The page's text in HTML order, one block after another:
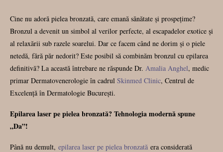
Cine nu adoră pielea bronzată, care emană sănătate și prospețime?
Bronzul a devenit un simbol al verilor perfecte, al escapadelor exotice și
al relaxării sub razele soarelui. Dar ce facem când ne dorim și o piele
netedă, fără păr nedorit? Este posibil să combinăm bronzul cu epilarea
definitivă? La această întrebare ne răspunde Dr. Amalia Anghel, medic
primar Dermatovenerologie în cadrul Skinmed Clinic, Centrul de
Excelență în Dermatologie București.
Epilarea laser pe pielea bronzată? Tehnologia modernă spune
„Da”!
Până nu demult, epilarea laser pe pielea bronzată era considerată